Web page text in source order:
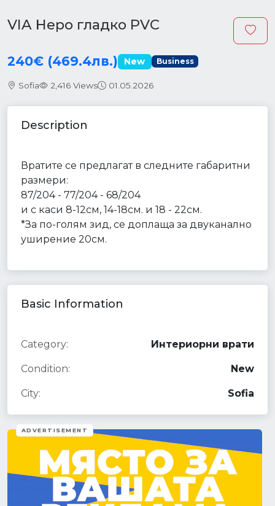
VIA Неро гладко PVC
240€ (469.4лв.) New Business
Sofia 2,416 Views 01.05.2026
Description
Вратите се предлагат в следните габаритни
размери:
87/204 - 77/204 - 68/204
и с каси 8-12см, 14-18см. и 18 - 22см.
*За по-голям зид, се доплаща за двуканално
уширение 20см.
Basic Information
Category: Интериорни врати
Condition: New
City: Sofia
ADVERTISEMENT